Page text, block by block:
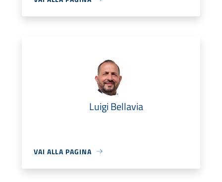
Luigi Bellavia
VAI ALLA PAGINA